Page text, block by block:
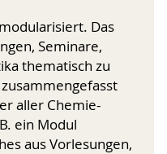
Das
Seminare,
thema­tisch zu
zusammengefasst
aller Chemie-
ein Modul
aus Vor­lesungen,